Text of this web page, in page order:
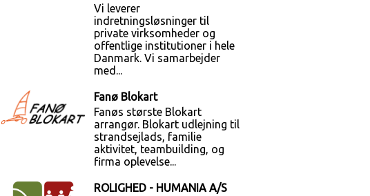
Vi leverer
indretningsløsninger til
private virksomheder og
offentlige institutioner i hele
Danmark. Vi samarbejder
med...
Fanø Blokart
Fanøs største Blokart
arrangør. Blokart udlejning til
strandsejlads, familie
aktivitet, teambuilding, og
firma oplevelse...
ROLIGHED - HUMANIA A/S